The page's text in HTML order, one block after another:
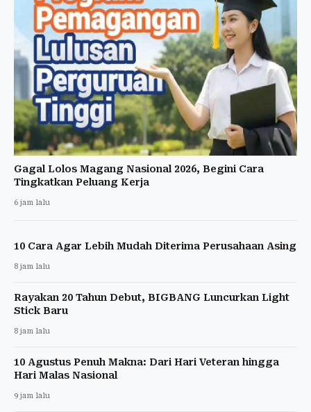
Gagal Lolos Magang Nasional 2026, Begini Cara
Tingkatkan Peluang Kerja
6 jam lalu
10 Cara Agar Lebih Mudah Diterima Perusahaan Asing
8 jam lalu
Rayakan 20 Tahun Debut, BIGBANG Luncurkan Light
Stick Baru
8 jam lalu
10 Agustus Penuh Makna: Dari Hari Veteran hingga
Hari Malas Nasional
9 jam lalu